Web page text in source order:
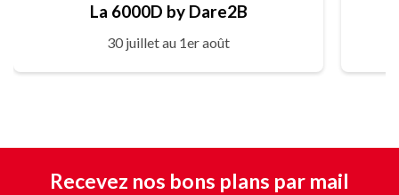
La 6000D by Dare2B
30 juillet au 1er août
Recevez nos bons plans par mail